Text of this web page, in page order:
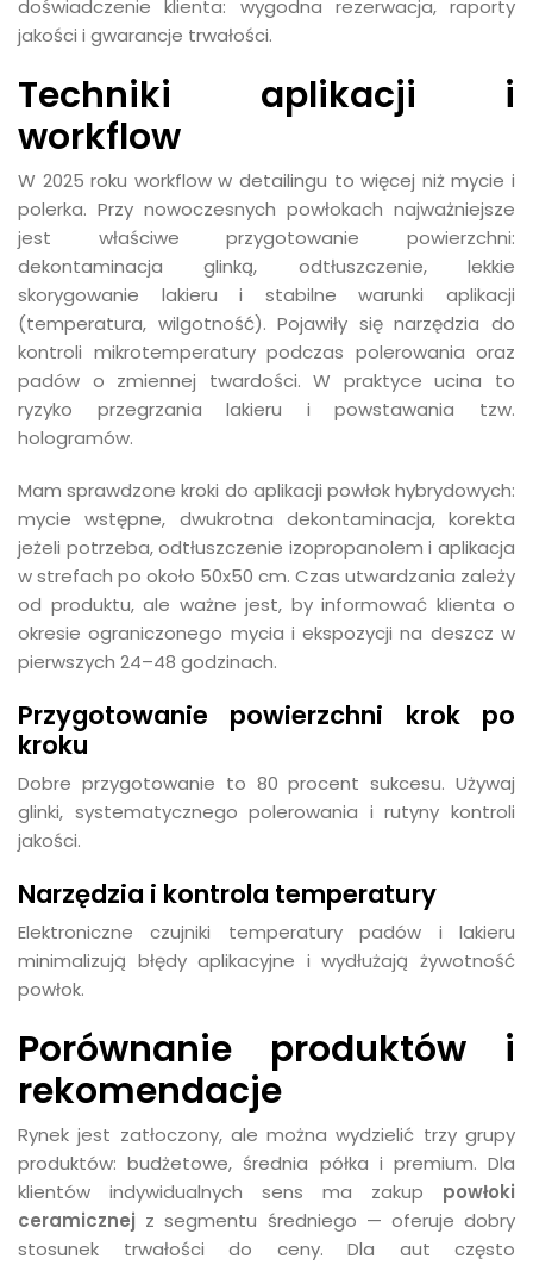
doświadczenie klienta: wygodna rezerwacja, raporty
jakości i gwarancje trwałości.
Techniki aplikacji i
workflow
W 2025 roku workflow w detailingu to więcej niż mycie i
polerka. Przy nowoczesnych powłokach najważniejsze
jest właściwe przygotowanie powierzchni:
dekontaminacja glinką, odtłuszczenie, lekkie
skorygowanie lakieru i stabilne warunki aplikacji
(temperatura, wilgotność). Pojawiły się narzędzia do
kontroli mikrotemperatury podczas polerowania oraz
padów o zmiennej twardości. W praktyce ucina to
ryzyko przegrzania lakieru i powstawania tzw.
hologramów.
Mam sprawdzone kroki do aplikacji powłok hybrydowych:
mycie wstępne, dwukrotna dekontaminacja, korekta
jeżeli potrzeba, odtłuszczenie izopropanolem i aplikacja
w strefach po około 50x50 cm. Czas utwardzania zależy
od produktu, ale ważne jest, by informować klienta o
okresie ograniczonego mycia i ekspozycji na deszcz w
pierwszych 24–48 godzinach.
Przygotowanie powierzchni krok po
kroku
Dobre przygotowanie to 80 procent sukcesu. Używaj
glinki, systematycznego polerowania i rutyny kontroli
jakości.
Narzędzia i kontrola temperatury
Elektroniczne czujniki temperatury padów i lakieru
minimalizują błędy aplikacyjne i wydłużają żywotność
powłok.
Porównanie produktów i
rekomendacje
Rynek jest zatłoczony, ale można wydzielić trzy grupy
produktów: budżetowe, średnia półka i premium. Dla
klientów indywidualnych sens ma zakup powłoki
ceramicznej z segmentu średniego — oferuje dobry
stosunek trwałości do ceny. Dla aut często